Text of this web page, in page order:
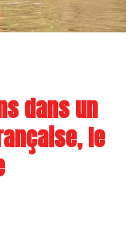
dans un
le